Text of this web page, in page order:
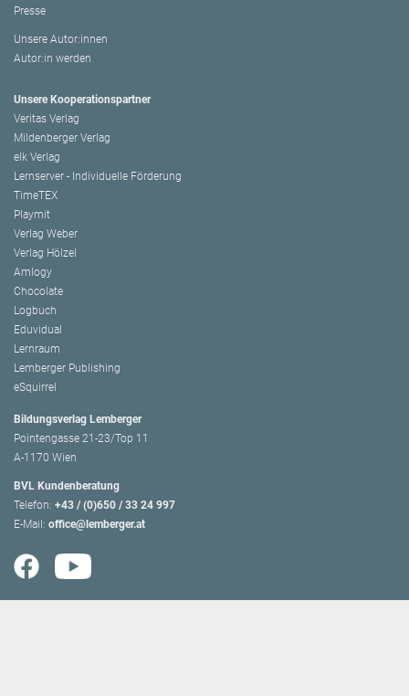
Presse
Unsere Autor:innen
Autor:in werden
Unsere Kooperationspartner
Veritas Verlag
Mildenberger Verlag
elk Verlag
Lernserver - Individuelle Förderung
TimeTEX
Playmit
Verlag Weber
Verlag Hölzel
Amlogy
Chocolate
Logbuch
Eduvidual
Lernraum
Lemberger Publishing
eSquirrel
Bildungsverlag Lemberger
Pointengasse 21-23/Top 11
A-1170 Wien
BVL Kundenberatung
Telefon: +43 / (0)650 / 33 24 997
E-Mail: office@lemberger.at